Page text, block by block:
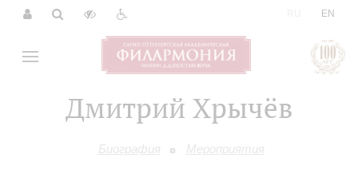
EN
Дмитрий Хрычёв
Биография Мероприятия